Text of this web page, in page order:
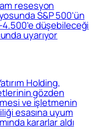
resesyon
S&P 500’ün
düşebileceği
uyarıyor
Holding,
gözden
ve işletmenin
esasına uyum
kararlar aldı